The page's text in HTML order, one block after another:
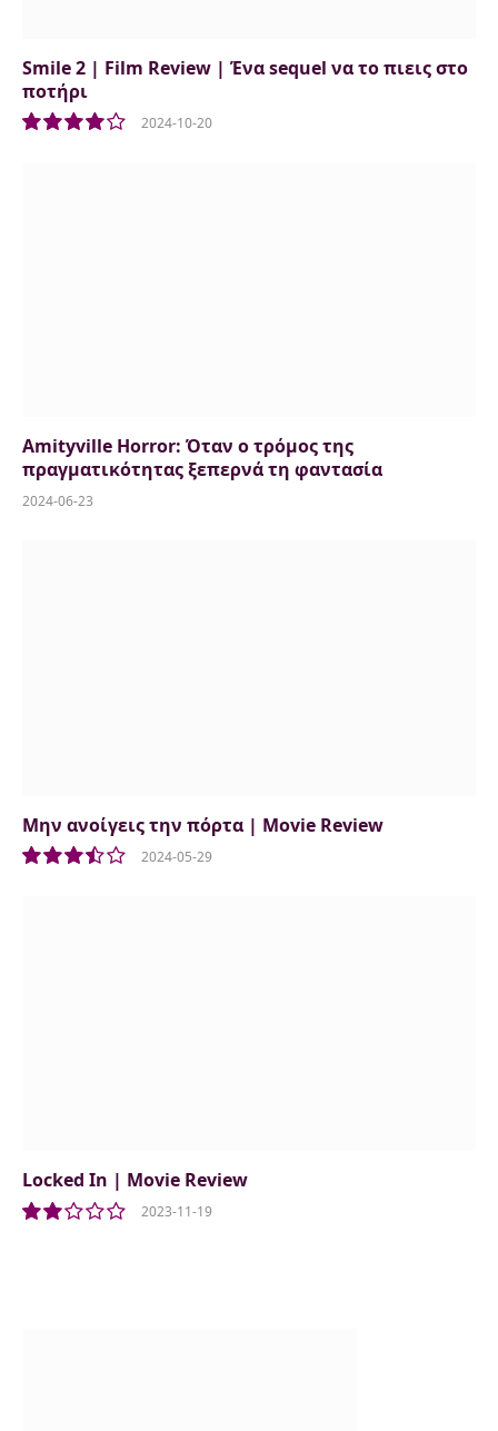
Smile 2 | Film Review | Ένα sequel να το πιεις στο
ποτήρι
2024-10-20
Amityville Horror: Όταν ο τρόμος της
πραγματικότητας ξεπερνά τη φαντασία
2024-06-23
Μην ανοίγεις την πόρτα | Movie Review
2024-05-29
Locked In | Movie Review
2023-11-19